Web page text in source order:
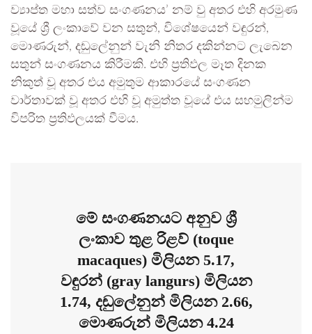
ව්‍යාප්ත මහා සත්ව සංගණනය’ නම් වු අතර එහි අරමුණ
වූයේ ශ්‍රී ලංකාවේ වන සතුන්, විශේෂයෙන් වඳුරන්,
මොණරුන්, දඬුලේනුන් වැනි නිතර දකින්නට ලැබෙන
සතුන් සංගණනය කිරීමකි. එහි ප්‍රතිඵල මෑත දිනක
නිකුත් වූ අතර එය අමුතුම ආකාරයේ සංගණන
වාර්තාවක් වූ අතර එහි වූ අමුත්ත වූයේ එය සහමුලින්ම
විපරිත ප්‍රතිඵලයක් වීමය.
මේ සංගණනයට අනුව ශ්‍රී
ලංකාව තුළ රිළව් (toque
macaques) මිලියන 5.17,
වඳුරන් (gray langurs) මිලියන
1.74, දඬුලේනුන් මිලියන 2.66,
මොණරුන් මිලියන 4.24